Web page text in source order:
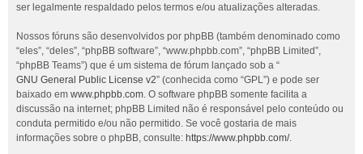
ser legalmente respaldado pelos termos e/ou atualizações alteradas.
Nossos fóruns são desenvolvidos por phpBB (também denominado como
“eles”, “deles”, “phpBB software”, “www.phpbb.com”, “phpBB Limited”,
“phpBB Teams”) que é um sistema de fórum lançado sob a “
GNU General Public License v2” (conhecida como “GPL”) e pode ser
baixado em www.phpbb.com. O software phpBB somente facilita a
discussão na internet; phpBB Limited não é responsável pelo conteúdo ou
conduta permitido e/ou não permitido. Se você gostaria de mais
informações sobre o phpBB, consulte: https://www.phpbb.com/.